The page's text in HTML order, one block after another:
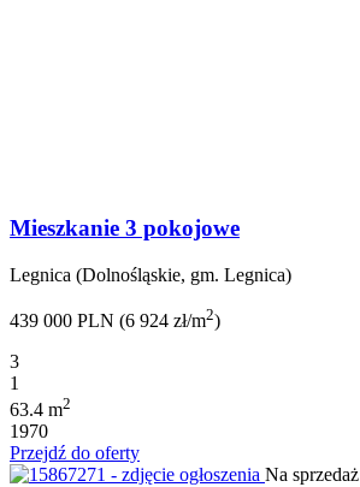
Mieszkanie 3 pokojowe
Legnica (Dolnośląskie, gm. Legnica)
439 000 PLN (6 924 zł/m2)
3
1
63.4 m2
1970
Przejdź do oferty
Na sprzedaż